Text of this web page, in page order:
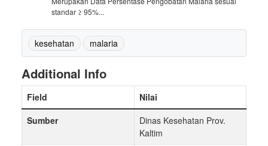
standar ≥ 95%...
kesehatan malaria
Additional Info
Field
Nilai
Sumber
Dinas Kesehatan Prov.
Kaltim